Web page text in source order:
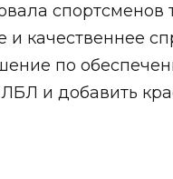
спортсменов
и качественнее
по
и добавить